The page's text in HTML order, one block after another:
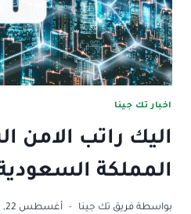
اخبار تك جينا
اليك راتب الامن
المملكة السعودية
بواسطة فريق تك جينا أغسطس 22, 2022